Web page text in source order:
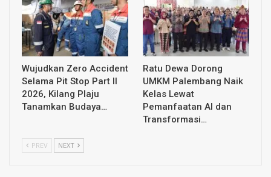
Wujudkan Zero Accident
Selama Pit Stop Part II
2026, Kilang Plaju
Tanamkan Budaya…
Ratu Dewa Dorong
UMKM Palembang Naik
Kelas Lewat
Pemanfaatan AI dan
Transformasi…
PREV NEXT